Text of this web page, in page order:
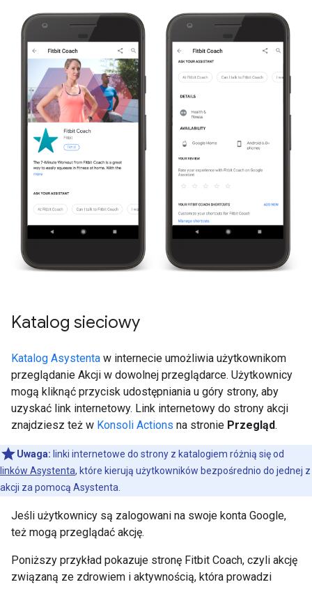
Katalog sieciowy
Katalog Asystenta w internecie umożliwia użytkownikom
przeglądanie Akcji w dowolnej przeglądarce. Użytkownicy
mogą kliknąć przycisk udostępniania u góry strony, aby
uzyskać link internetowy. Link internetowy do strony akcji
znajdziesz też w Konsoli Actions na stronie Przegląd.
Uwaga: linki internetowe do strony z katalogiem różnią się od
linków Asystenta, które kierują użytkowników bezpośrednio do jednej z
akcji za pomocą Asystenta.
Jeśli użytkownicy są zalogowani na swoje konta Google,
też mogą przeglądać akcję.
Poniższy przykład pokazuje stronę Fitbit Coach, czyli akcję
związaną ze zdrowiem i aktywnością, która prowadzi